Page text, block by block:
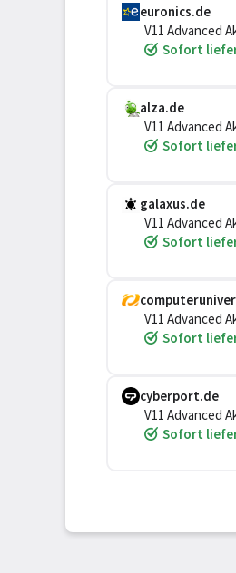
euronics.de
V11 Advanced
Sofort
alza.de
V11 Advanced
Sofort
galaxus.de
V11 Advanced
Sofort
V11 Advanced
Sofort
cyberport.de
V11 Advanced
Sofort